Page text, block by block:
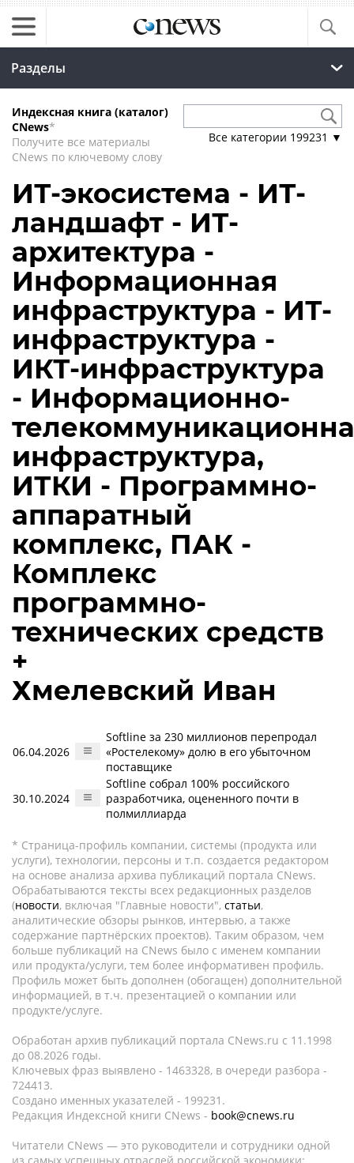
Разделы
Индексная книга (каталог)
CNews*
Получите все материалы
CNews по ключевому слову
Все категории 199231 ▼
ИТ-экосистема - ИТ-
ландшафт - ИТ-
архитектура -
Информационная
инфраструктура - ИТ-
инфраструктура -
ИКТ-инфраструктура
- Информационно-
инфраструктура,
ИТКИ - Программно-
аппаратный
комплекс, ПАК -
Комплекс
программно-
технических средств
+
Хмелевский Иван
06.04.2026
Softline за 230 миллионов перепродал
«Ростелекому» долю в его убыточном
поставщике
30.10.2024
Softline собрал 100% российского
разработчика, оцененного почти в
полмиллиарда
* Страница-профиль компании, системы (продукта или
услуги), технологии, персоны и т.п. создается редактором
на основе анализа архива публикаций портала CNews.
Обрабатываются тексты всех редакционных разделов
(новости, включая "Главные новости", статьи,
аналитические обзоры рынков, интервью, а также
содержание партнёрских проектов). Таким образом, чем
больше публикаций на CNews было с именем компании
или продукта/услуги, тем более информативен профиль.
Профиль может быть дополнен (обогащен) дополнительной
информацией, в т.ч. презентацией о компании или
продукте/услуге.
Обработан архив публикаций портала CNews.ru c 11.1998
до 08.2026 годы.
Ключевых фраз выявлено - 1463328, в очереди разбора -
724413.
Создано именных указателей - 199231.
Редакция Индексной книги CNews - book@cnews.ru
Читатели CNews — это руководители и сотрудники одной